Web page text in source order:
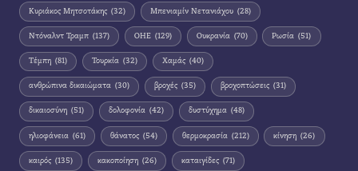
Κυριάκος Μητσοτάκης (32) Μπενιαμίν Νετανιάχου (28)
Ντόναλντ Τραμπ (137) ΟΗΕ (129) Ουκρανία (70) Ρωσία (51)
Τέμπη (81) Τουρκία (32) Χαμάς (40)
ανθρώπινα δικαιώματα (30) βροχές (35) βροχοπτώσεις (31)
δικαιοσύνη (51) δολοφονία (42) δυστύχημα (48)
ηλιοφάνεια (61) θάνατος (54) θερμοκρασία (212) κίνηση (26)
καιρός (135) κακοποίηση (26) καταιγίδες (71)